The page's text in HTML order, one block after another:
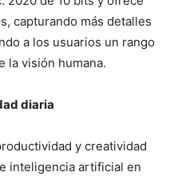
capturando más detalles
a los usuarios un rango
la visión humana.
diaria
y creatividad
inteligencia artificial en